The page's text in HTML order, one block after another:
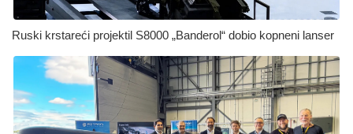
Ruski krstareći projektil S8000 „Banderol“ dobio kopneni lanser